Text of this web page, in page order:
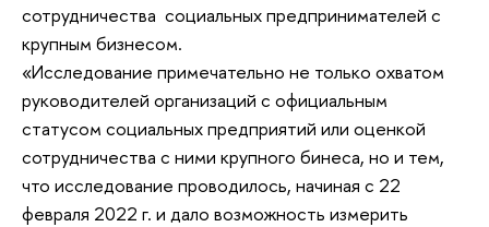
сотрудничества социальных предпринимателей с
крупным бизнесом.
«Исследование примечательно не только охватом
руководителей организаций с официальным
статусом социальных предприятий или оценкой
сотрудничества с ними крупного бинеса, но и тем,
что исследование проводилось, начиная с 22
февраля 2022 г. и дало возможность измерить